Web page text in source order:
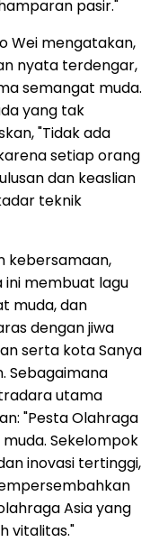
pasir."
Wei mengatakan,
nyata terdengar,
semangat muda.
yang tak
"Tidak ada
setiap orang
dan keaslian
teknik
kebersamaan,
membuat lagu
muda, dan
dengan jiwa
serta kota Sanya
Sebagaimana
utama
"Pesta Olahraga
Sekelompok
inovasi tertinggi,
Asia yang
vitalitas."